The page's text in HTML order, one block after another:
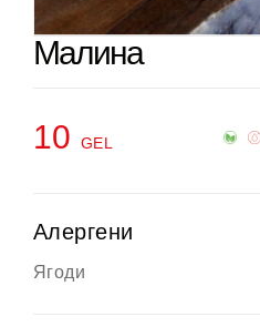
Малина
10 GEL
Алергени
Ягоди